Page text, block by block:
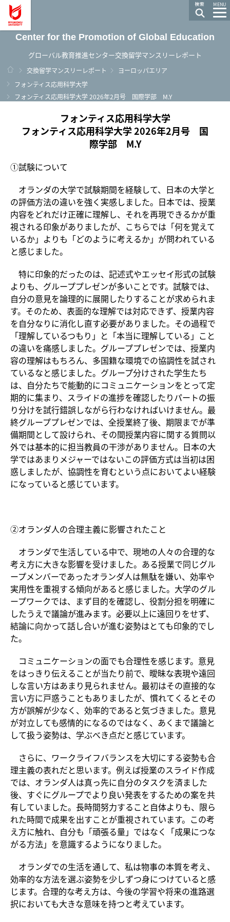
MENU
Center for the Promotion of Global Education
グローバル教育推進センター交換留学マンスリーレポート
ホーム
交換留学マンスリーレポート
ヨーロッパエリア
フォンティス応用科学大学
フォンティス応用科学大学 2026年2月号 国際学部 M.Y
フォンティス応用科学大学
フォンティス応用科学大学 2026年2月号 国
際学部 M.Y
①試験について
オランダの大学で試験期間を経験して、日本の大学と
の評価方法の違いを強く実感しました。日本では、授業
内容をどれだけ正確に理解し、それを再現できるかが重
視される印象がありましたが、こちらでは「何を覚えて
いるか」よりも「どのように考えるか」が問われている
と感じました。
特に印象的だったのは、記述式やエッセイ形式の試験
よりも、グループプレゼンが多いことです。試験では、
自分の意見を論理的に展開したりすることが求められま
す。そのため、表面的な理解では対応できず、授業内容
を自分なりに消化し直す必要がありました。その過程で
「理解しているつもり」と「本当に理解している」こと
の違いを痛感しました。グループプレゼンでは、授業内
容の理解はもちろん、多国籍な環境での協調性を試され
ているなと感じました。グループ分けされた学生たち
は、自分たちで能動的にコミュニケーションをとって定
期的に集まり、スライドの進捗を確認したりパートの振
り分けを試行錯誤しながら行わなければいけません。最
終グループプレゼンでは、全授業終了後、期限までが準
備期間として設けられ、その間授業内容に関する質問以
外では基本的に担当教員の干渉がありません。日本の大
学ではあまりメジャーではないこの評価方式は当初は困
惑しましたが、協調性を育むという点においてよい経験
になっていると感じています。
②オランダ人の合理主義に影響されたこと
オランダで生活している中で、現地の人々の合理的な
考え方に大きな影響を受けました。ある授業で同じグル
ープメンバーであったオランダ人は無駄を嫌い、効率や
実用性を重視する傾向があると感じました。大学のグル
ープワークでは、まず目的を確認し、役割分担を明確に
したうえで議論が進みます。必要以上に遠回りをせず、
結論に向かって話し合いが進む姿勢はとても印象的でし
た。
コミュニケーションの面でも合理性を感じます。意見
をはっきり伝えることが当たり前で、曖昧な表現や遠回
しな言い方はあまり見られません。最初はその直接的な
言い方に戸惑うこともありましたが、慣れてくるとその
方が誤解が少なく、効率的であると気づきました。意見
が対立しても感情的になるのではなく、あくまで議論と
して扱う姿勢は、学ぶべき点だと感じています。
さらに、ワークライフバランスを大切にする姿勢も合
理主義の表れだと思います。例えば授業のスライド作成
では、オランダ人は真っ先に自分のタスクを済ました
後、すぐにグループでより良い発表をするための案を共
有していました。長時間努力すること自体よりも、限ら
れた時間で成果を出すことが重視されています。この考
え方に触れ、自分も「頑張る量」ではなく「成果につな
がる方法」を意識するようになりました。
オランダでの生活を通して、私は物事の本質を考え、
効率的な方法を選ぶ姿勢を少しずつ身につけていると感
じます。合理的な考え方は、今後の学習や将来の進路選
択においても大きな意味を持つと考えています。